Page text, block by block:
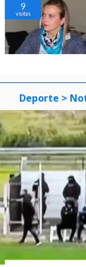
9
visitas
Deporte >